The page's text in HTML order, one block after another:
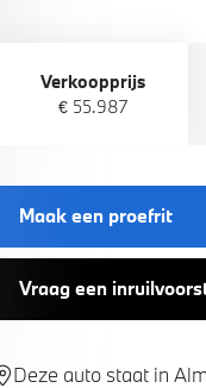
Verkoopprijs
€ 55.987
Maak een proefrit
Vraag een
Deze auto staat in